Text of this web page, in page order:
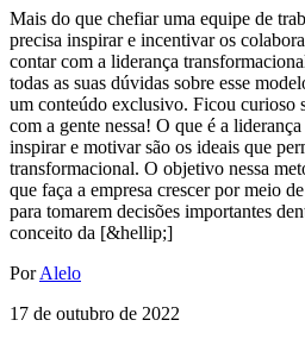
Mais do que chefiar uma equipe de
precisa inspirar e incentivar os
contar com a liderança
todas as suas dúvidas sobre esse
um conteúdo exclusivo. Ficou curioso
com a gente nessa! O que é a
inspirar e motivar são os ideais que
transformacional. O objetivo nessa
que faça a empresa crescer por meio
para tomarem decisões importantes
conceito da [&hellip;]
PorAlelo
17 de outubro de 2022